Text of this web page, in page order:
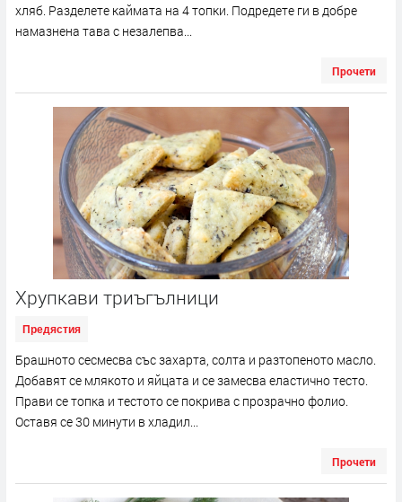
хляб. Разделете каймата на 4 топки. Подредете ги в добре
намазнена тава с незалепва...
Прочети
Хрупкави триъгълници
Предястия
Брашното сесмесва със захарта, солта и разтопеното масло.
Добавят се млякото и яйцата и се замесва еластично тесто.
Прави се топка и тестото се покрива с прозрачно фолио.
Оставя се 30 минути в хладил...
Прочети